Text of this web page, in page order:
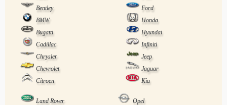
Bentley
Ford
BMW
Honda
Bugatti
Hyundai
Cadillac
Infiniti
Chrysler
Jeep
Chevrolet
Jaguar
Citroen
Kia
Land Rover
Opel